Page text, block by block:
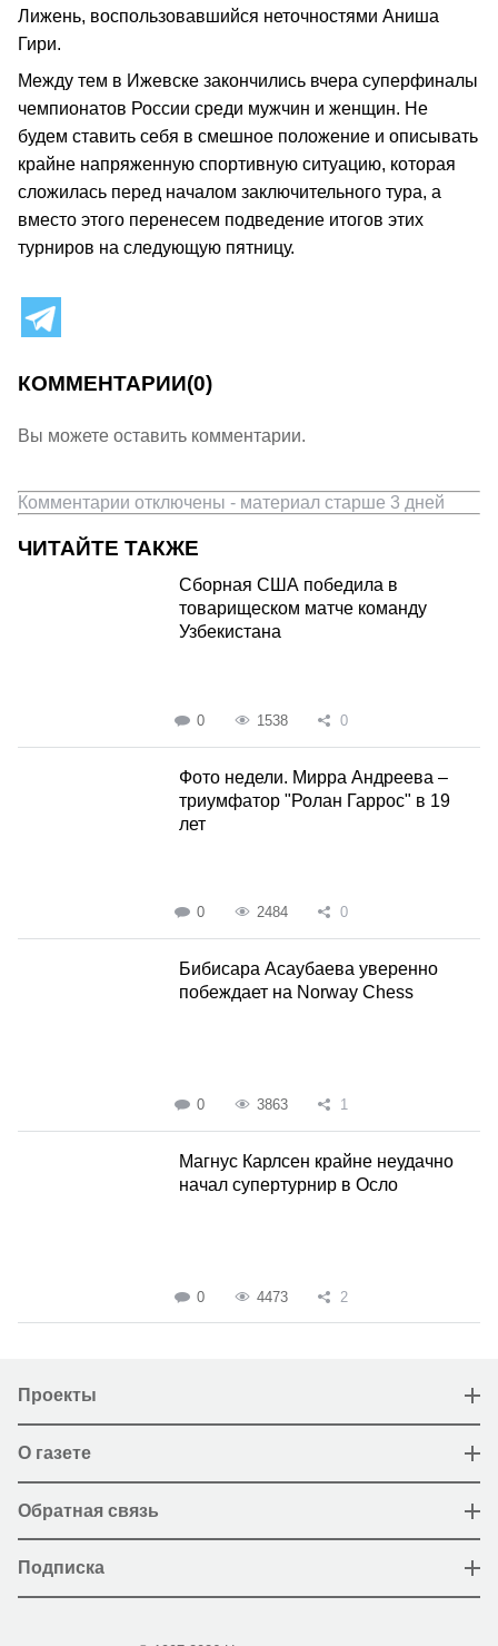
Лижень, воспользовавшийся неточностями Аниша
Гири.
Между тем в Ижевске закончились вчера суперфиналы
чемпионатов России среди мужчин и женщин. Не
будем ставить себя в смешное положение и описывать
крайне напряженную спортивную ситуацию, которая
сложилась перед началом заключительного тура, а
вместо этого перенесем подведение итогов этих
турниров на следующую пятницу.
КОММЕНТАРИИ(0)
Вы можете оставить комментарии.
Комментарии отключены - материал старше 3 дней
ЧИТАЙТЕ ТАКЖЕ
Сборная США победила в
товарищеском матче команду
Узбекистана
0 1538 0
Фото недели. Мирра Андреева –
триумфатор "Ролан Гаррос" в 19
лет
0 2484 0
Бибисара Асаубаева уверенно
побеждает на Norway Chess
0 3863 1
Магнус Карлсен крайне неудачно
начал супертурнир в Осло
0 4473 2
Проекты
О газете
Обратная связь
Подписка